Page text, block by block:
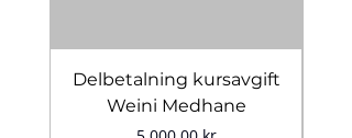
Delbetalning kursavgift
Weini Medhane